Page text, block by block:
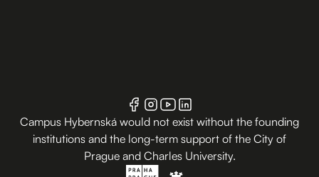
Campus Hybernská would not exist without the founding
institutions and the long-term support of the City of
Prague and Charles University.